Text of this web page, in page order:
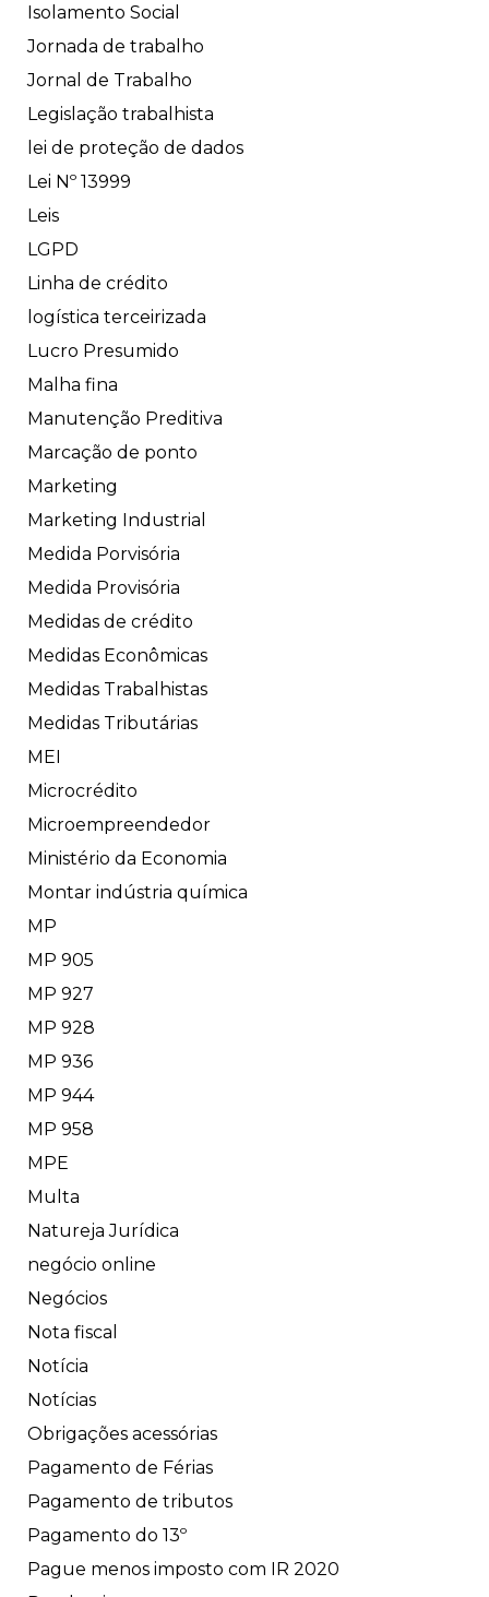
Isolamento Social
Jornada de trabalho
Jornal de Trabalho
Legislação trabalhista
lei de proteção de dados
Lei Nº 13999
Leis
LGPD
Linha de crédito
logística terceirizada
Lucro Presumido
Malha fina
Manutenção Preditiva
Marcação de ponto
Marketing
Marketing Industrial
Medida Porvisória
Medida Provisória
Medidas de crédito
Medidas Econômicas
Medidas Trabalhistas
Medidas Tributárias
MEI
Microcrédito
Microempreendedor
Ministério da Economia
Montar indústria química
MP
MP 905
MP 927
MP 928
MP 936
MP 944
MP 958
MPE
Multa
Natureja Jurídica
negócio online
Negócios
Nota fiscal
Notícia
Notícias
Obrigações acessórias
Pagamento de Férias
Pagamento de tributos
Pagamento do 13º
Pague menos imposto com IR 2020